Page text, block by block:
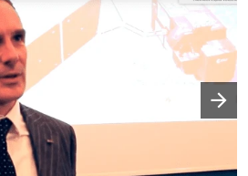
Następny slajd